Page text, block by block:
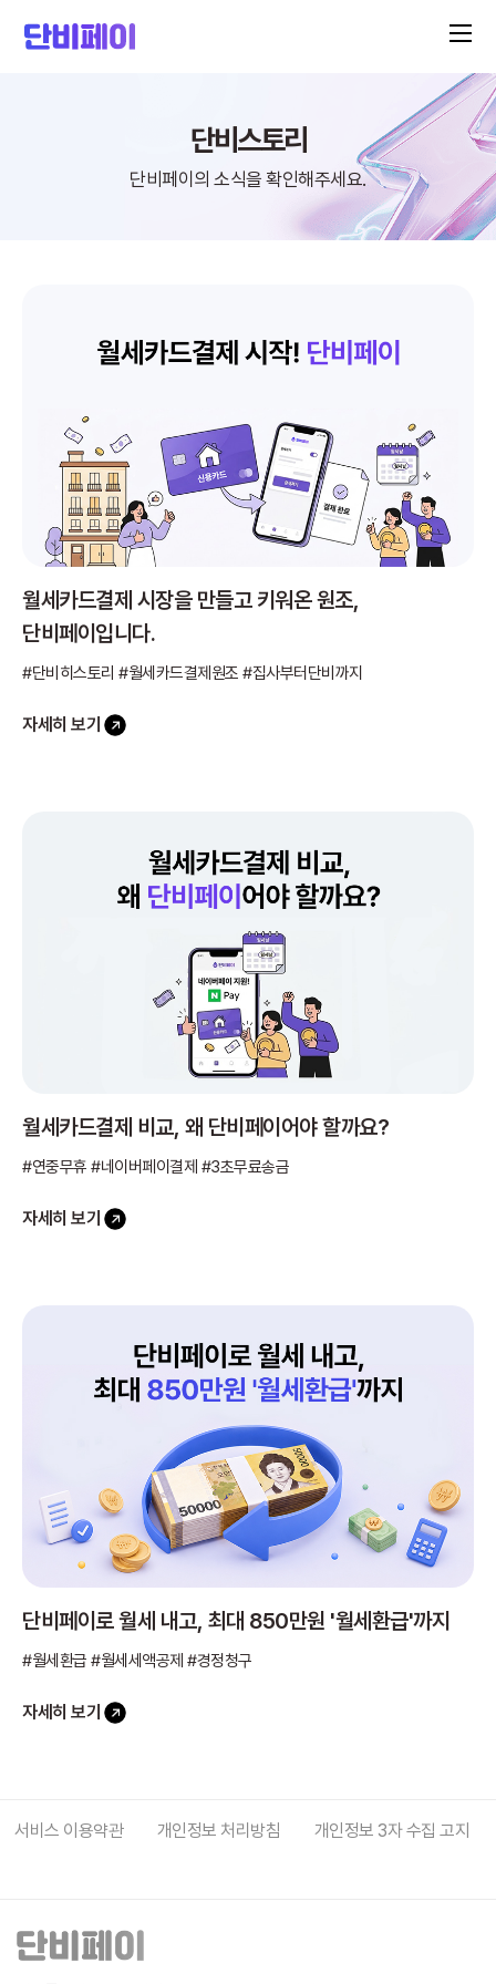
단비스토리
단비페이의 소식을 확인해주세요.
월세카드결제 시장을 만들고 키워온 원조,
단비페이입니다.
#단비히스토리 #월세카드결제원조 #집사부터단비까지
자세히 보기
월세카드결제 비교, 왜 단비페이어야 할까요?
#연중무휴 #네이버페이결제 #3초무료송금
자세히 보기
단비페이로 월세 내고, 최대 850만원 '월세환급'까지
#월세환급 #월세세액공제 #경정청구
자세히 보기
서비스 이용약관 개인정보 처리방침 개인정보 3자 수집 고지